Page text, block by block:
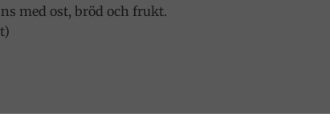
med ost, bröd och frukt.